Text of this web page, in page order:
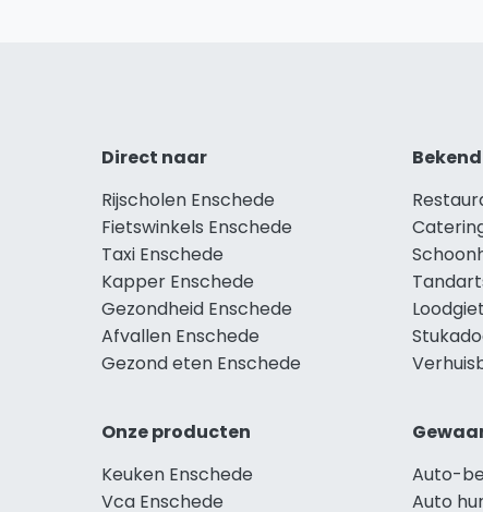
Direct naar
Rijscholen Enschede
Fietswinkels Enschede
Taxi Enschede
Kapper Enschede
Gezondheid Enschede
Afvallen Enschede
Gezond eten Enschede
Onze producten
Keuken Enschede
Vca Enschede
Auto-
Auto